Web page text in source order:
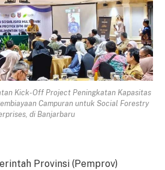
Kick-Off Project Peningkatan Kapasitas
Campuran untuk Social Forestry
di Banjarbaru
Provinsi (Pemprov)